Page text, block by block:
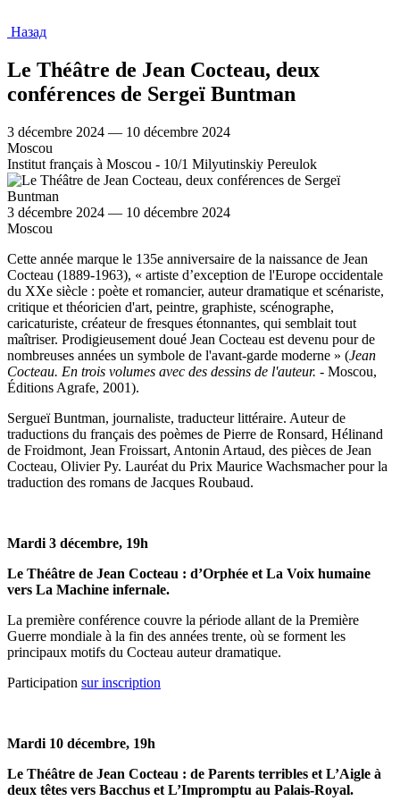
Назад
Le Théâtre de Jean Cocteau, deux
conférences de Sergeï Buntman
3 décembre 2024 — 10 décembre 2024
Moscou
Institut français à Moscou - 10/1 Milyutinskiy Pereulok
3 décembre 2024 — 10 décembre 2024
Moscou
Cette année marque le 135e anniversaire de la naissance de Jean
Cocteau (1889-1963), « artiste d’exception de l'Europe occidentale
du XXe siècle : poète et romancier, auteur dramatique et scénariste,
critique et théoricien d'art, peintre, graphiste, scénographe,
caricaturiste, créateur de fresques étonnantes, qui semblait tout
maîtriser. Prodigieusement doué Jean Cocteau est devenu pour de
nombreuses années un symbole de l'avant-garde moderne » (Jean
Cocteau. En trois volumes avec des dessins de l'auteur. - Moscou,
Éditions Agrafe, 2001).
Sergueï Buntman, journaliste, traducteur littéraire. Auteur de
traductions du français des poèmes de Pierre de Ronsard, Hélinand
de Froidmont, Jean Froissart, Antonin Artaud, des pièces de Jean
Cocteau, Olivier Py. Lauréat du Prix Maurice Wachsmacher pour la
traduction des romans de Jacques Roubaud.
Mardi 3 décembre, 19h
Le Théâtre de Jean Cocteau : d’Orphée et La Voix humaine
vers La Machine infernale.
La première conférence couvre la période allant de la Première
Guerre mondiale à la fin des années trente, où se forment les
principaux motifs du Cocteau auteur dramatique.
Participation sur inscription
Mardi 10 décembre, 19h
Le Théâtre de Jean Cocteau : de Parents terribles et L’Aigle à
deux têtes vers Bacchus et L’Impromptu au Palais-Royal.